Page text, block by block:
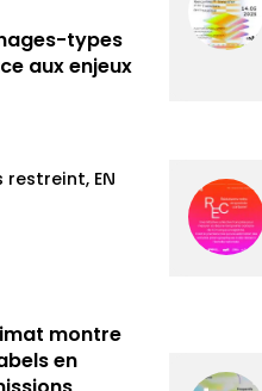
SPÉCIAL
types
aux enjeux
restreint EN
montre
en